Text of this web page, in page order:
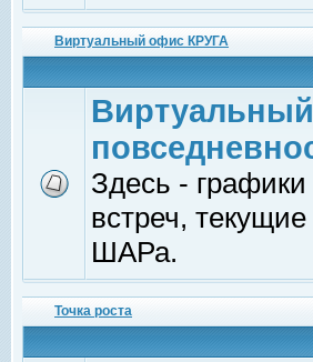
Виртуальный офис КРУГА
Здесь -
встреч,
ШАРа.
Точка роста